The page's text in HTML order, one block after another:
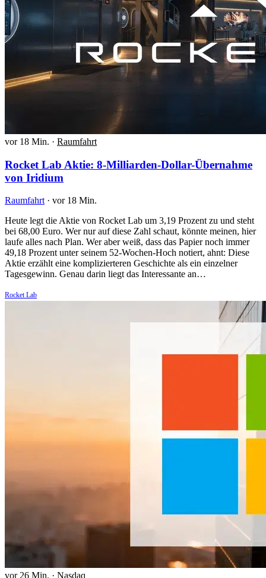
vor 18 Min. · Raumfahrt
Rocket Lab Aktie: 8-Milliarden-Dollar-Übernahme
von Iridium
Raumfahrt · vor 18 Min.
Heute legt die Aktie von Rocket Lab um 3,19 Prozent zu und steht
bei 68,00 Euro. Wer nur auf diese Zahl schaut, könnte meinen, hier
laufe alles nach Plan. Wer aber weiß, dass das Papier noch immer
49,18 Prozent unter seinem 52-Wochen-Hoch notiert, ahnt: Diese
Aktie erzählt eine komplizierteren Geschichte als ein einzelner
Tagesgewinn. Genau darin liegt das Interessante an…
Rocket Lab
vor 26 Min. · Nasdaq